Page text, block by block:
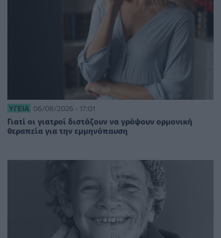
ΥΓΕΊΑ 06/08/2026 - 17:01
Γιατί οι γιατροί διστάζουν να γράψουν ορμονική
θεραπεία για την εμμηνόπαυση